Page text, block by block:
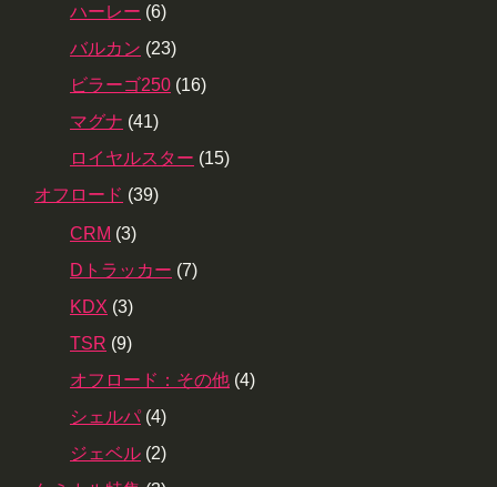
ハーレー (6)
バルカン (23)
ビラーゴ250 (16)
マグナ (41)
ロイヤルスター (15)
オフロード (39)
CRM (3)
Dトラッカー (7)
KDX (3)
TSR (9)
オフロード：その他 (4)
シェルパ (4)
ジェベル (2)